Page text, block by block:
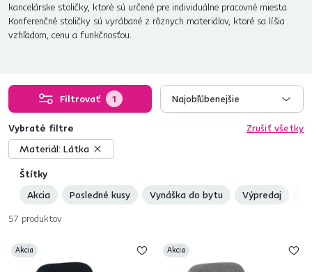
kancelárske stoličky, ktoré sú určené pre individuálne pracovné miesta.
Konferenčné stoličky sú vyrábané z rôznych materiálov, ktoré sa líšia
vzhľadom, cenu a funkčnosťou.
Filtrovať 1 Najobľúbenejšie
Štítky
Akcia
Posledné kusy Vynáška do bytu Výpredaj
Vybraté filtre
Zrušiť všetky
Materiál: Látka
57 produktov
Akcia Akcia